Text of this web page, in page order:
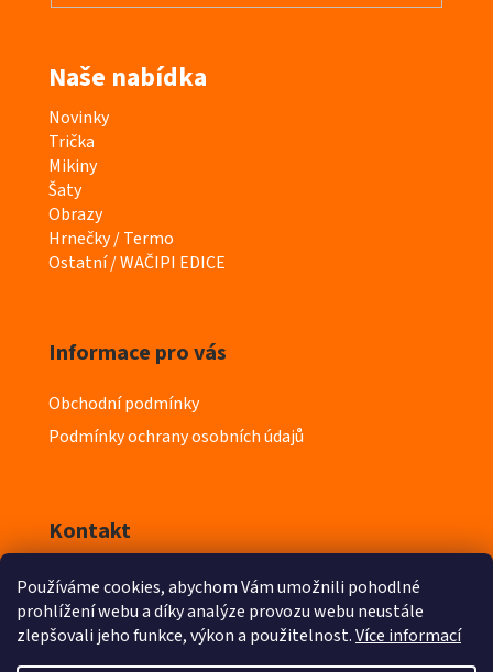
Používáme cookies, abychom Vám umožnili pohodlné
prohlížení webu a díky analýze provozu webu neustále
zlepšovali jeho funkce, výkon a použitelnost.Více informací
Naše nabídka
K
a
t
e
g
o
r
Novinky
Trička
Mikiny
Šaty
Obrazy
Hrnečky / Termo
Ostatní / WAČIPI EDICE
Informace pro vás
Obchodní podmínky
Podmínky ochrany osobních údajů
Kontakt
info@iyeska.cz
603 218 411